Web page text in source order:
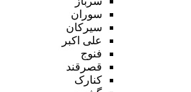
سوران
سیرکان
علی اکبر
فنوج
قصرقند
کنارک